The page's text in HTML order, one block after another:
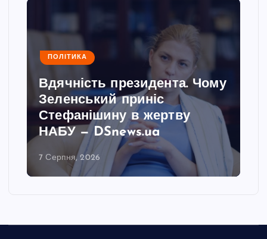
ПОЛІТИКА
Вдячність президента. Чому
Зеленський приніс
Стефанішину в жертву
НАБУ — DSnews.ua
7 Серпня, 2026